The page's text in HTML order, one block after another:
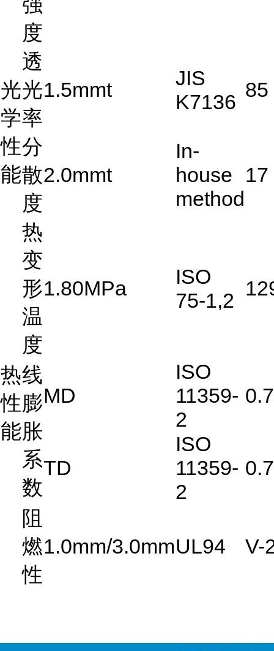
度
光
学
性
能
透
光
率
1.5mmt
JIS
K7136
85
分
散
度
2.0mmt
In-
house
method
17
热
性
能
热
变
形
温
度
1.80MPa
ISO
75-1,2
线
膨
胀
系
数
MD
ISO
11359-
2
0.7
TD
ISO
11359-
2
0.7
阻
燃
性
1.0mm/3.0mmUL94 V-